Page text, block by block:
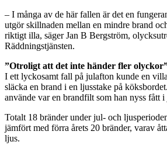
– I många av de här fallen är det en
utgör skillnaden mellan en mindre brand
riktigt illa, säger Jan B Bergström,
Räddningstjänsten.
”Otroligt att det inte händer fler
I ett lyckosamt fall på julafton kunde en
släcka en brand i en ljusstake på
använde var en brandfilt som han nyss fått
Totalt 18 bränder under jul- och
jämfört med förra årets 20 bränder, varav
ljus.